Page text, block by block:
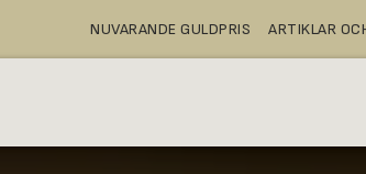
NUVARANDE GULDPRIS ARTIKLAR